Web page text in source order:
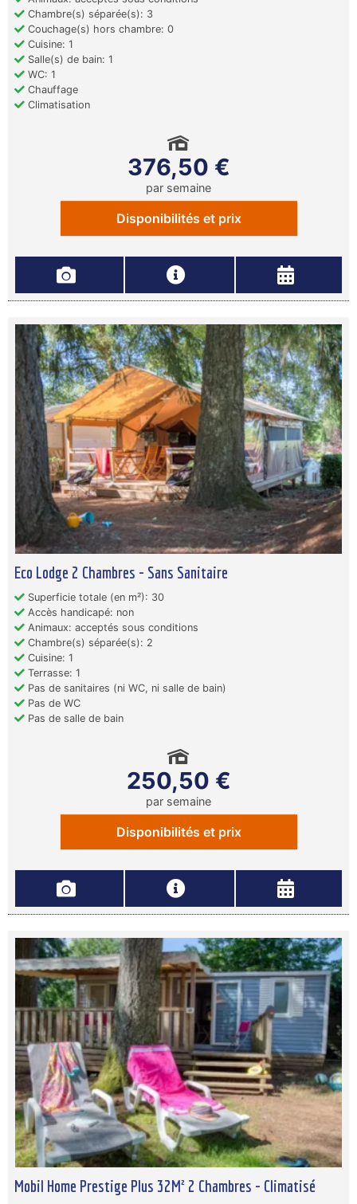
Chambre(s) séparée(s): 3
Couchage(s) hors chambre: 0
Cuisine: 1
Salle(s) de bain: 1
WC: 1
Chauffage
Climatisation
376,50 €
par semaine
Disponibilités et prix
Eco Lodge 2 Chambres - Sans Sanitaire
Superficie totale (en m²): 30
Accès handicapé: non
Animaux: acceptés sous conditions
Chambre(s) séparée(s): 2
Cuisine: 1
Terrasse: 1
Pas de sanitaires (ni WC, ni salle de bain)
Pas de WC
Pas de salle de bain
250,50 €
par semaine
Disponibilités et prix
Mobil Home Prestige Plus 32M² 2 Chambres - Climatisé